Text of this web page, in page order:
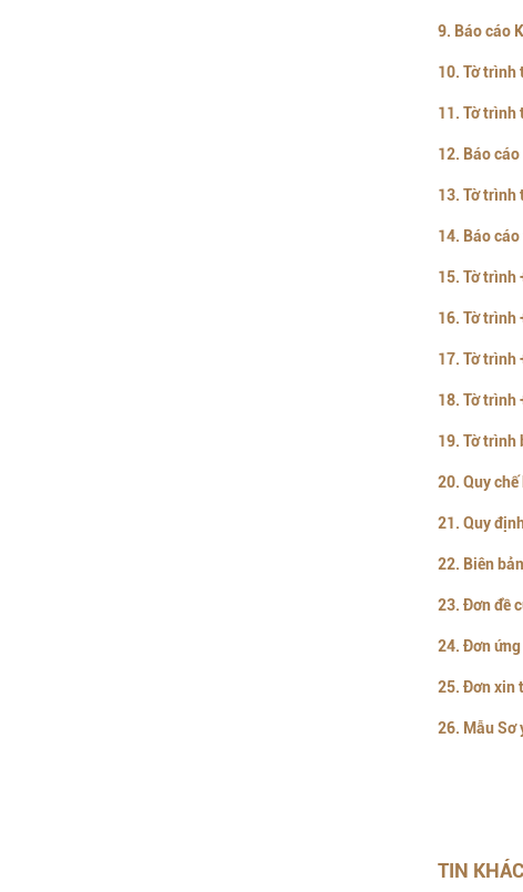
9. Báo cáo
10. Tờ trình
11. Tờ trình
12. Báo
13. Tờ trình
14. Báo
15. Tờ trình
16. Tờ trình
17. Tờ trình
18. Tờ trình
19. Tờ trình
20. Quy
21. Quy
22. Biên
23. Đơn đề
24. Đơn
25. Đơn xin
26. Mẫu Sơ
TIN KHÁC